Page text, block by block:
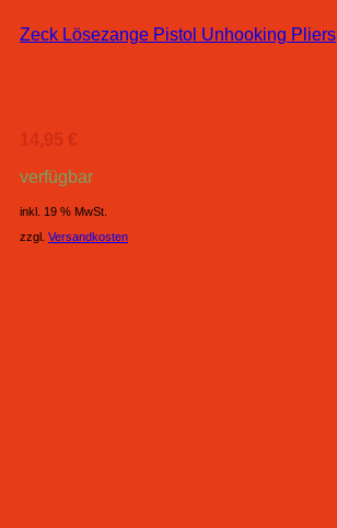
Zeck Lösezange Pistol Unhooking Pliers
14,95 €
verfügbar
inkl. 19 % MwSt.
zzgl. Versandkosten